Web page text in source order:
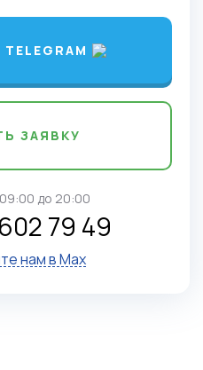
ЗАЯВКУ
до 20:00
79 49
нам в Max